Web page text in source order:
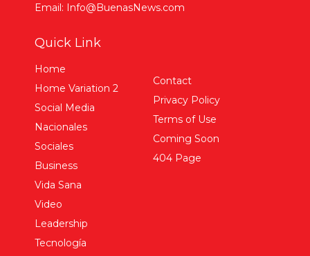
Email: Info@BuenasNews.com
Quick Link
Home
Home Variation 2
Social Media
Nacionales
Sociales
Business
Vida Sana
Video
Leadership
Tecnología
Contact
Privacy Policy
Terms of Use
Coming Soon
404 Page